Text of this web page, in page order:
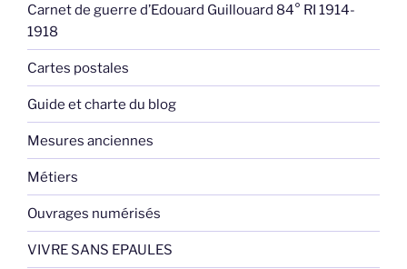
Carnet de guerre d’Edouard Guillouard 84° RI 1914-
1918
Cartes postales
Guide et charte du blog
Mesures anciennes
Métiers
Ouvrages numérisés
VIVRE SANS EPAULES